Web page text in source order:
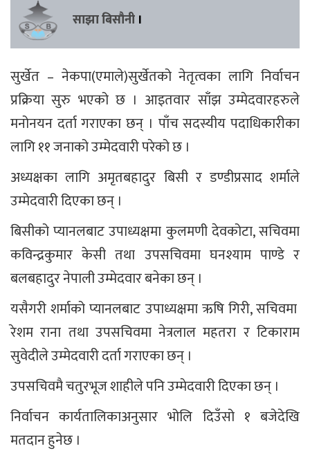
साझा बिसौनी ।
सुर्खेत – नेकपा(एमाले)सुर्खेतको नेतृत्वका लागि निर्वाचन
प्रक्रिया सुरु भएको छ । आइतवार साँझ उम्मेदवारहरुले
मनोनयन दर्ता गराएका छन् । पाँच सदस्यीय पदाधिकारीका
लागि ११ जनाको उम्मेदवारी परेको छ ।
अध्यक्षका लागि अमृतबहादुर बिसी र डण्डीप्रसाद शर्माले
उम्मेदवारी दिएका छन् ।
बिसीको प्यानलबाट उपाध्यक्षमा कुलमणी देवकोटा, सचिवमा
कविन्द्रकुमार केसी तथा उपसचिवमा घनश्याम पाण्डे र
बलबहादुर नेपाली उम्मेदवार बनेका छन् ।
यसैगरी शर्माको प्यानलबाट उपाध्यक्षमा ऋषि गिरी, सचिवमा
रेशम राना तथा उपसचिवमा नेत्रलाल महतरा र टिकाराम
सुवेदीले उम्मेदवारी दर्ता गराएका छन् ।
उपसचिवमै चतुरभूज शाहीले पनि उम्मेदवारी दिएका छन् ।
निर्वाचन कार्यतालिकाअनुसार भोलि दिउँसो १ बजेदेखि
मतदान हुनेछ ।